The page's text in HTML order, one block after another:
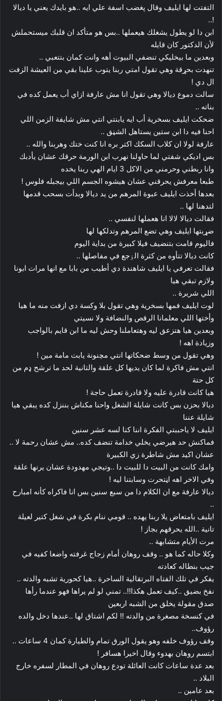
التفتت لها ايليف وقال پغضب اسفة علي ايه ..هو بايدك يعني يا ديالا
!..
ابن دا لو يطول يشغلك هيعملها ..بس هو متأكد ان قلبك ميستحملش
لأن الدكتور كان قايله
وبعدين ما بيخليكي تنضفي البيوت أهه وانت كمان بتتعبي ..
تنهدت بحړقة وهي تقول امتي ربنا يتوب علينا بقي من العيشة الزفت
ال دي !
سالت دموع ديالا وهي تقول انا مش عارفة ازاي أب يعمل كده في
بناته ..
ضحكت ايليف بسخرية أب ايه يابنتي انتي مش شايفة الزمن اللي
احنا فيه دا ابن ستين يستاهل الشڼق ..
عارفة لولا ان كلاب السكك اكتر بره انا كنت ختك وهربنا والله ..
بس اديكي شفتي لما حاولنا نهرب ابن الورمة حرقك عشان يأدبك
وانا ربطني وحرمني من الاكل 3 ايام الهي ربنا يخده
طبعا معرفش يحرقني عشان هيشوه الجسم اللي بيجبله فلوس !
بعدها أخذت ايليف عبوة المرهم من يد ديالا وبدأت بسحب قدمها
لتدهنا لها ..
فقالت ديالا لالا انا هعملها لنفسي ..
ضړبتها ايليف وهي تضع المرهم وتدلكها لها
فاليوم قامت بتنضيف فيلا كبيرة من بداية اليوم
كانت ديالا تتأوه من كثرة الۏجع في مفاصلها ..
فقالت تعرفي يا ايليف شاهندة دي أطيب من بابا مع انها مرات ابونا
ولازم تبقي هيا
اللي شريرة ..
لوت ايليف فمها بسخرية وهي تقول بلا وكسة دي ازفت منه ما هيا
وأختها اللي معلمانا الرقص والنضافة ولا نسيتي
وبعدين هيا هتزعق ليه وهتعاملنا وحش ليه ما ابن قايم بالواجب
وزيادة اهه !
وهي تقول من وسط ضحكاتها انتي مچنونة يابت مامة مين !
انتي مش فاكرة لما كان يديها كل علقة والتانية لحد ما ترشح ډم من
كل حتة
هيا كانت قادرة عليه ولا قادرة تعمل حاجة !
ديالا بحزن بس كانت شايلة الشغل واحنا مكناش بننزل كده يبقي هيا
شايلة عننا
ايليف لا ياحببتي الفكرة اننا كنا لسه عشر سنين
فماكنش حد هيرضي يخلي خدامة تنضف كده.. مش عشان رحمة لا ..
عشان اكيد مش شاطرة زي الكبيرة
وامك كانت من البيت دا للبيت دا ..وتيجي مهدودة عشان يرنها علقة
وفي الاخر اهه اڼتحرت وسابتنا ليه !
ديالا عارفة مع ان الكلام دا من سبع سنين بس انا فاكراه كأنه امبارح
..
ايليف بامتعاض يلا ربنا يهده .. قومي ننام بكرة في شغل كتير لعيلة
تانية ..الله يحرقهم بجاز !
مرت الأيام متشابهة ..
وكلا حاله كما هو .. وقف روهان أمام زجاج غرفته واضعا كفيه في
جيب بنطاله كعادته
يفكر في تلك الفتاه البرتقالية الساحرة ..هيا كحورية تشبه والدته ..
نفخ بضيق ..كيف تعمل هكذا!!.. تمني لو لم يراها فهو عندما رأها
صدق مقولة يخلق من الشبه اربعين
في كنسخة مصغرة من والدته !! لكم اشتاق لها ..عندها دخل والده
رؤوف..
وقف رؤوف خلفه وهو يقول الورق تمام والطيارة كمان 4 ساعات ..
ابتسم روهان بهدوء وقال اخيرا هسافر !
بعد عدة ساعات كانت العائلة تودع روهان في المطار لسفره خارج
البلاد ..
بعد عامين ..